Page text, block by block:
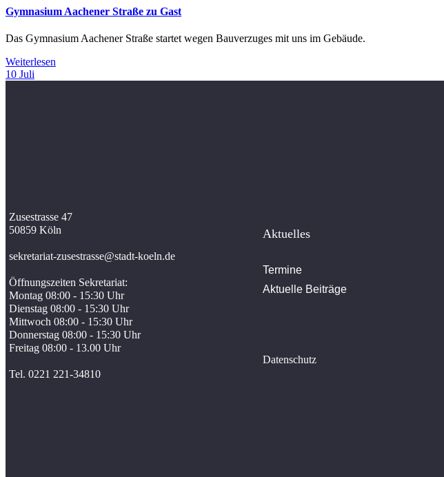
Gymnasium Aachener Straße zu Gast
Das Gymnasium Aachener Straße startet wegen Bauverzuges mit uns im Gebäude.
Weiterlesen
10 Juli
Zusestrasse 47
50859 Köln
sekretariat-zusestrasse@stadt-koeln.de
Öffnungszeiten Sekretariat:
Montag 08:00 - 15:30 Uhr
Dienstag 08:00 - 15:30 Uhr
Mittwoch 08:00 - 15:30 Uhr
Donnerstag 08:00 - 15:30 Uhr
Freitag 08:00 - 13.00 Uhr
Tel. 0221 221-34810
Aktuelles
Termine
Aktuelle Beiträge
Datenschutz